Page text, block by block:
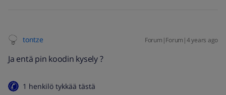
tontze Forum|Forum|4 years ago
Ja entä pin koodin kysely ?
1 henkilö tykkää tästä